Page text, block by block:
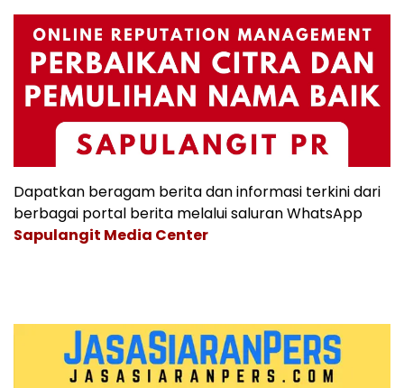
Dapatkan beragam berita dan informasi terkini dari
berbagai portal berita melalui saluran WhatsApp
Sapulangit Media Center